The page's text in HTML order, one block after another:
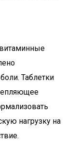
Таблетки
нагрузку на